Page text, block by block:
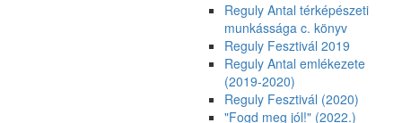
Reguly Antal térképészeti
munkássága c. könyv
Reguly Fesztivál 2019
Reguly Antal emlékezete
(2019-2020)
Reguly Fesztivál (2020)
"Fogd meg jól!" (2022.)